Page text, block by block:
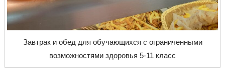
Завтрак и обед для обучающихся с ограниченными
возможностями здоровья 5-11 класс